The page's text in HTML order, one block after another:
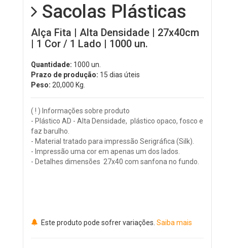
Sacolas Plásticas
Alça Fita | Alta Densidade | 27x40cm
| 1 Cor / 1 Lado | 1000 un.
Quantidade: 1000 un.
Prazo de produção: 15 dias úteis
Peso: 20,000 Kg.
( ! ) Informações sobre produto
- Plástico AD - Alta Densidade, plástico opaco, fosco e
faz barulho.
- Material tratado para impressão Serigráfica (Silk).
- Impressão uma cor em apenas um dos lados.
- Detalhes dimensões 27x40 com sanfona no fundo.
Este produto pode sofrer variações. Saiba mais